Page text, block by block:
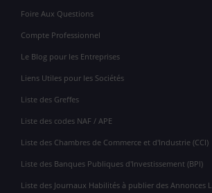
Foire Aux Questions
Compte Professionnel
Le Blog pour les Entreprises
Liens Utiles pour les Sociétés
Liste des Greffes
Liste des codes NAF / APE
Liste des Chambres de Commerce et d'Industrie (CCI)
Liste des Banques Publiques d'Investissement (BPI)
Liste des Journaux Habilités à publier des Annonces